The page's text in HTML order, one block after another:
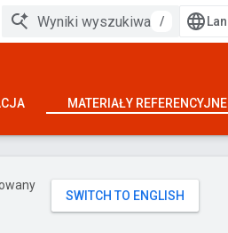
/
MATERIAŁY REFERENCYJNE